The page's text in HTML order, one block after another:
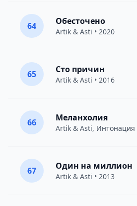
64 Обесточено
Artik & Asti • 2020
65 Сто причин
Artik & Asti • 2016
66 Меланхолия
Artik & Asti, Интонация
67 Один на миллион
Artik & Asti • 2013